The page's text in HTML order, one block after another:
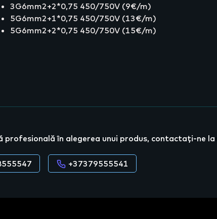
3G6mm2+2*0,75 450/750V (9€/m)
5G6mm2+1*0,75 450/750V (13€/m)
5G6mm2+2*0,75 450/750V (15€/m)
în alegerea unui produs, contactați-ne la
+37379555541